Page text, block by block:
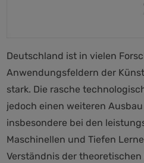
Deutschland ist in vielen
Anwendungsfeldern der
stark. Die rasche
jedoch einen weiteren
insbesondere bei den
Maschinellen und Tiefen
Verständnis der